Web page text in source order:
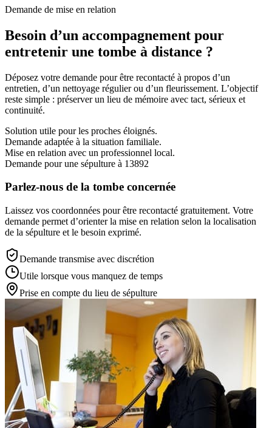
Demande de mise en relation
Besoin d’un accompagnement pour
entretenir une tombe à distance ?
Déposez votre demande pour être recontacté à propos d’un
entretien, d’un nettoyage régulier ou d’un fleurissement. L’objectif
reste simple : préserver un lieu de mémoire avec tact, sérieux et
continuité.
Solution utile pour les proches éloignés.
Demande adaptée à la situation familiale.
Mise en relation avec un professionnel local.
Demande pour une sépulture à 13892
Parlez-nous de la tombe concernée
Laissez vos coordonnées pour être recontacté gratuitement. Votre
demande permet d’orienter la mise en relation selon la localisation
de la sépulture et le besoin exprimé.
Demande transmise avec discrétion
Utile lorsque vous manquez de temps
Prise en compte du lieu de sépulture